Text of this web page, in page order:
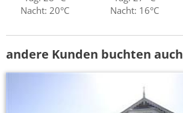
Nacht: 20°C
Nacht: 16°C
andere Kunden buchten auch